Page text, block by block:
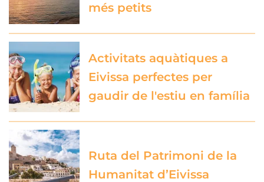
més petits
Activitats aquàtiques a
Eivissa perfectes per
gaudir de l'estiu en família
Ruta del Patrimoni de la
Humanitat d’Eivissa